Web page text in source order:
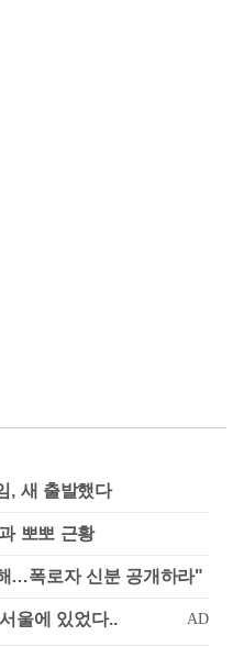
, 새 출발했다
뽀뽀 근황
…폭로자 신분 공개하라"